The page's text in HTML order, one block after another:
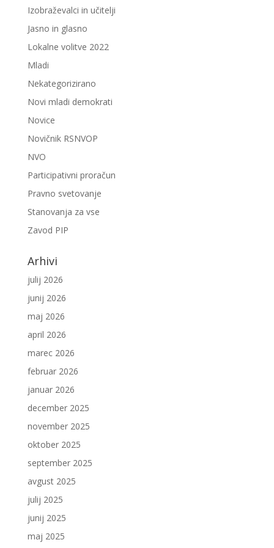
Izobraževalci in učitelji
Jasno in glasno
Lokalne volitve 2022
Mladi
Nekategorizirano
Novi mladi demokrati
Novice
Novičnik RSNVOP
NVO
Participativni proračun
Pravno svetovanje
Stanovanja za vse
Zavod PIP
Arhivi
julij 2026
junij 2026
maj 2026
april 2026
marec 2026
februar 2026
januar 2026
december 2025
november 2025
oktober 2025
september 2025
avgust 2025
julij 2025
junij 2025
maj 2025